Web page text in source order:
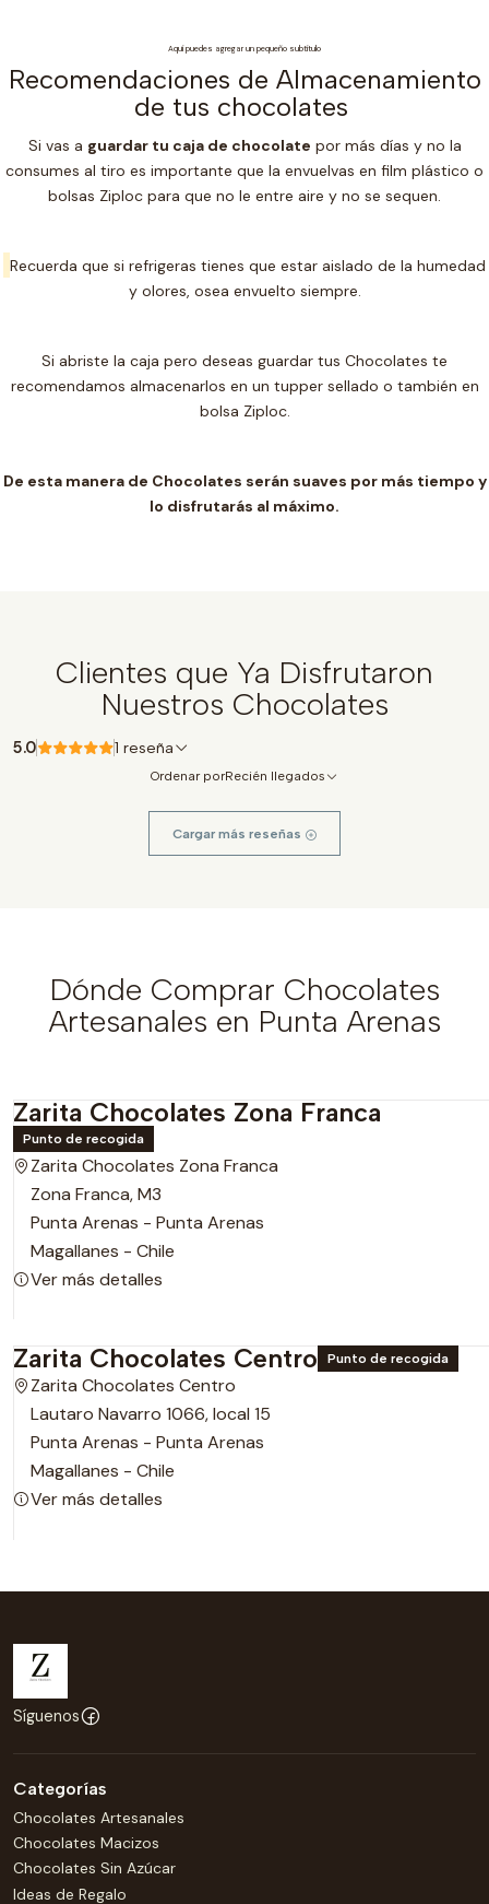
Aquí puedes agregar un pequeño subtítulo
Recomendaciones de Almacenamiento
de tus chocolates
Si vas a guardar tu caja de chocolate por más días y no la
consumes al tiro es importante que la envuelvas en film plástico o
bolsas Ziploc para que no le entre aire y no se sequen.
Recuerda que si refrigeras tienes que estar aislado de la humedad
y olores, osea envuelto siempre.
Si abriste la caja pero deseas guardar tus Chocolates te
recomendamos almacenarlos en un tupper sellado o también en
bolsa Ziploc.
De esta manera de Chocolates serán suaves por más tiempo y
lo disfrutarás al máximo.
Clientes que Ya Disfrutaron
Nuestros Chocolates
5.0 1 reseña
Ordenar porRecién llegados
Cargar más reseñas
Dónde Comprar Chocolates
Artesanales en Punta Arenas
Zarita Chocolates Zona Franca
Punto de recogida
Zarita Chocolates Zona Franca
Zona Franca, M3
Punta Arenas - Punta Arenas
Magallanes - Chile
Ver más detalles
Zarita Chocolates Centro Punto de recogida
Zarita Chocolates Centro
Lautaro Navarro 1066, local 15
Punta Arenas - Punta Arenas
Magallanes - Chile
Ver más detalles
Síguenos
Categorías
Chocolates Artesanales
Chocolates Macizos
Chocolates Sin Azúcar
Ideas de Regalo